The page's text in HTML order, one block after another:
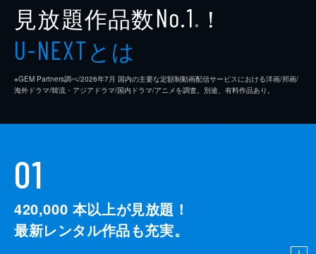
見放題作品数No.1 ※ ！
U-NEXTとは
※GEM Partners調べ/2026年7⽉ 国内の主要な定額制動画配信サービスにおける洋画/邦画/
海外ドラマ/韓流・アジアドラマ/国内ドラマ/アニメを調査。別途、有料作品あり。
01
420,000 本以上が見放題！
最新レンタル作品も充実。